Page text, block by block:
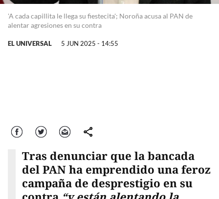
'A cada capillita le llega su fiestecita'; Noroña acusa al PAN de
alentar agresiones en su contra
EL UNIVERSAL 5 JUN 2025 - 14:55
Facebook Twitter Correo comparte
Tras denunciar que la bancada
del PAN ha emprendido una feroz
campaña de desprestigio en su